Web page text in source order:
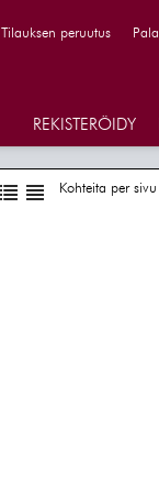
Tilauksen peruutus
REKISTERÖIDY
Kohteita per sivu